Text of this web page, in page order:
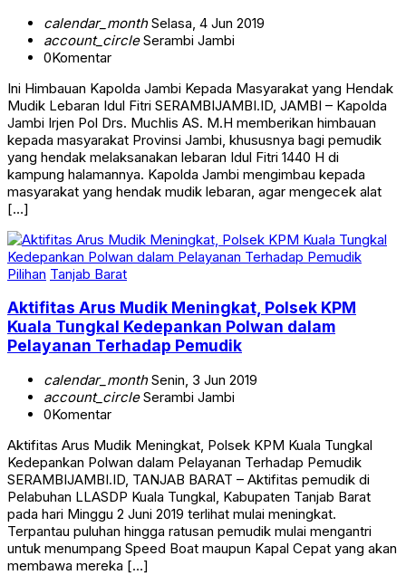
calendar_monthSelasa, 4 Jun 2019
account_circleSerambi Jambi
0Komentar
Ini Himbauan Kapolda Jambi Kepada Masyarakat yang Hendak
Mudik Lebaran Idul Fitri SERAMBIJAMBI.ID, JAMBI – Kapolda
Jambi Irjen Pol Drs. Muchlis AS. M.H memberikan himbauan
kepada masyarakat Provinsi Jambi, khususnya bagi pemudik
yang hendak melaksanakan lebaran Idul Fitri 1440 H di
kampung halamannya. Kapolda Jambi mengimbau kepada
masyarakat yang hendak mudik lebaran, agar mengecek alat
[…]
Pilihan Tanjab Barat
Aktifitas Arus Mudik Meningkat, Polsek KPM
Kuala Tungkal Kedepankan Polwan dalam
Pelayanan Terhadap Pemudik
calendar_monthSenin, 3 Jun 2019
account_circleSerambi Jambi
0Komentar
Aktifitas Arus Mudik Meningkat, Polsek KPM Kuala Tungkal
Kedepankan Polwan dalam Pelayanan Terhadap Pemudik
SERAMBIJAMBI.ID, TANJAB BARAT – Aktifitas pemudik di
Pelabuhan LLASDP Kuala Tungkal, Kabupaten Tanjab Barat
pada hari Minggu 2 Juni 2019 terlihat mulai meningkat.
Terpantau puluhan hingga ratusan pemudik mulai mengantri
untuk menumpang Speed Boat maupun Kapal Cepat yang akan
membawa mereka […]